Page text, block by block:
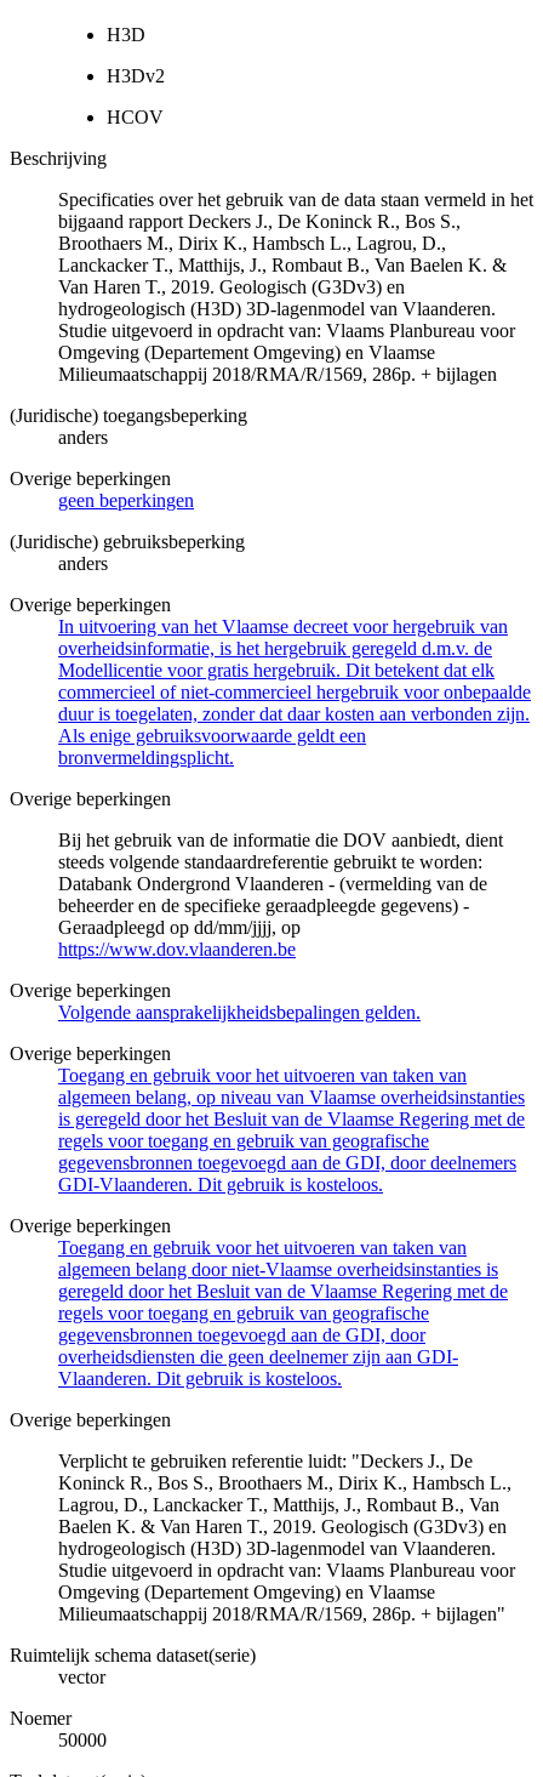
H3D
H3Dv2
HCOV
Beschrijving
Specificaties over het gebruik van de data staan vermeld in het
bijgaand rapport Deckers J., De Koninck R., Bos S.,
Broothaers M., Dirix K., Hambsch L., Lagrou, D.,
Lanckacker T., Matthijs, J., Rombaut B., Van Baelen K. &
Van Haren T., 2019. Geologisch (G3Dv3) en
hydrogeologisch (H3D) 3D-lagenmodel van Vlaanderen.
Studie uitgevoerd in opdracht van: Vlaams Planbureau voor
Omgeving (Departement Omgeving) en Vlaamse
Milieumaatschappij 2018/RMA/R/1569, 286p. + bijlagen
(Juridische) toegangsbeperking
anders
Overige beperkingen
geen beperkingen
(Juridische) gebruiksbeperking
anders
Overige beperkingen
In uitvoering van het Vlaamse decreet voor hergebruik van
overheidsinformatie, is het hergebruik geregeld d.m.v. de
Modellicentie voor gratis hergebruik. Dit betekent dat elk
commercieel of niet-commercieel hergebruik voor onbepaalde
duur is toegelaten, zonder dat daar kosten aan verbonden zijn.
Als enige gebruiksvoorwaarde geldt een
bronvermeldingsplicht.
Overige beperkingen
Bij het gebruik van de informatie die DOV aanbiedt, dient
steeds volgende standaardreferentie gebruikt te worden:
Databank Ondergrond Vlaanderen - (vermelding van de
beheerder en de specifieke geraadpleegde gegevens) -
Geraadpleegd op dd/mm/jjjj, op
https://www.dov.vlaanderen.be
Overige beperkingen
Volgende aansprakelijkheidsbepalingen gelden.
Overige beperkingen
Toegang en gebruik voor het uitvoeren van taken van
algemeen belang, op niveau van Vlaamse overheidsinstanties
is geregeld door het Besluit van de Vlaamse Regering met de
regels voor toegang en gebruik van geografische
gegevensbronnen toegevoegd aan de GDI, door deelnemers
GDI-Vlaanderen. Dit gebruik is kosteloos.
Overige beperkingen
Toegang en gebruik voor het uitvoeren van taken van
algemeen belang door niet-Vlaamse overheidsinstanties is
geregeld door het Besluit van de Vlaamse Regering met de
regels voor toegang en gebruik van geografische
gegevensbronnen toegevoegd aan de GDI, door
overheidsdiensten die geen deelnemer zijn aan GDI-
Vlaanderen. Dit gebruik is kosteloos.
Overige beperkingen
Verplicht te gebruiken referentie luidt: "Deckers J., De
Koninck R., Bos S., Broothaers M., Dirix K., Hambsch L.,
Lagrou, D., Lanckacker T., Matthijs, J., Rombaut B., Van
Baelen K. & Van Haren T., 2019. Geologisch (G3Dv3) en
hydrogeologisch (H3D) 3D-lagenmodel van Vlaanderen.
Studie uitgevoerd in opdracht van: Vlaams Planbureau voor
Omgeving (Departement Omgeving) en Vlaamse
Milieumaatschappij 2018/RMA/R/1569, 286p. + bijlagen"
Ruimtelijk schema dataset(serie)
vector
Noemer
50000